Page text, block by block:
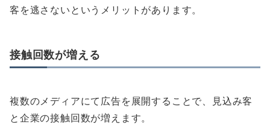
客を逃さないというメリットがあります。
接触回数が増える
複数のメディアにて広告を展開することで、見込み客
と企業の接触回数が増えます。